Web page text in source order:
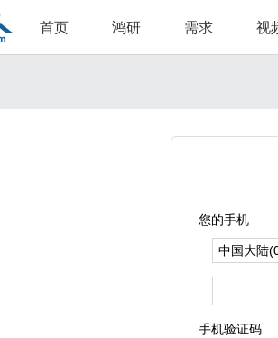
首页 鸿研 需求 视
您的手机
手机验证码